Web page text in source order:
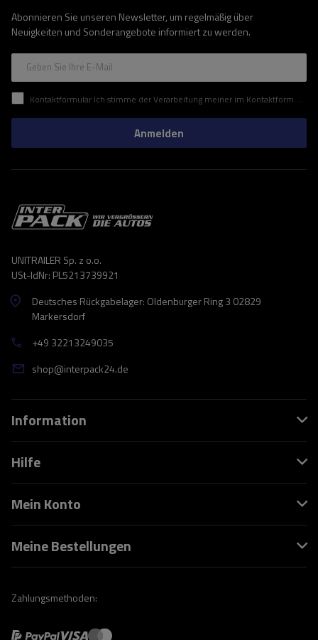
Abonnieren Sie unseren Newsletter, um regelmäßig über
Neuigkeiten und Sonderangebote informiert zu werden.
Geben Sie Ihre E-Mail
Kontaktformular Ich stimme der Verarbeitung meiner im Kontaktformular enthaltenen personenbezogenen Daten gemäß der Verordnung (EU) des Europäischen Parlaments und des Rates zu.
Anmelden
UNITRAILER Sp. z o.o.
USt-IdNr: PL5213739921
Deutsches Rückgabelager: Oldenburger Ring 3 02829
Markersdorf
+49 32213249035
shop@interpack24.de
Information
Hilfe
Mein Konto
Meine Bestellungen
Zahlungsmethoden: